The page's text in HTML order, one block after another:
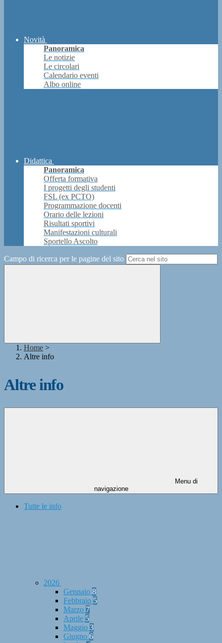
Novità
Panoramica
Le notizie
Le circolari
Calendario eventi
Albo online
Didattica
Panoramica
Offerta formativa
I progetti degli studenti
FSL (ex PCTO)
Programmazione docenti
Orario delle lezioni
Risultati sportivi
Manifestazioni culturali
Sportello Ascolto
Campo di ricerca per le pagine del sito
Home >
Altre info
Altre info
Menu di
navigazione
Tutte le info
2026
Gennaio 8
Febbraio 5
Marzo 7
Aprile 5
Maggio 3
Giugno 6